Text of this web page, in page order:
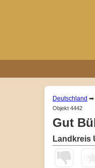
Deutschland ➡
Objekt 4442
Gut
Landkreis